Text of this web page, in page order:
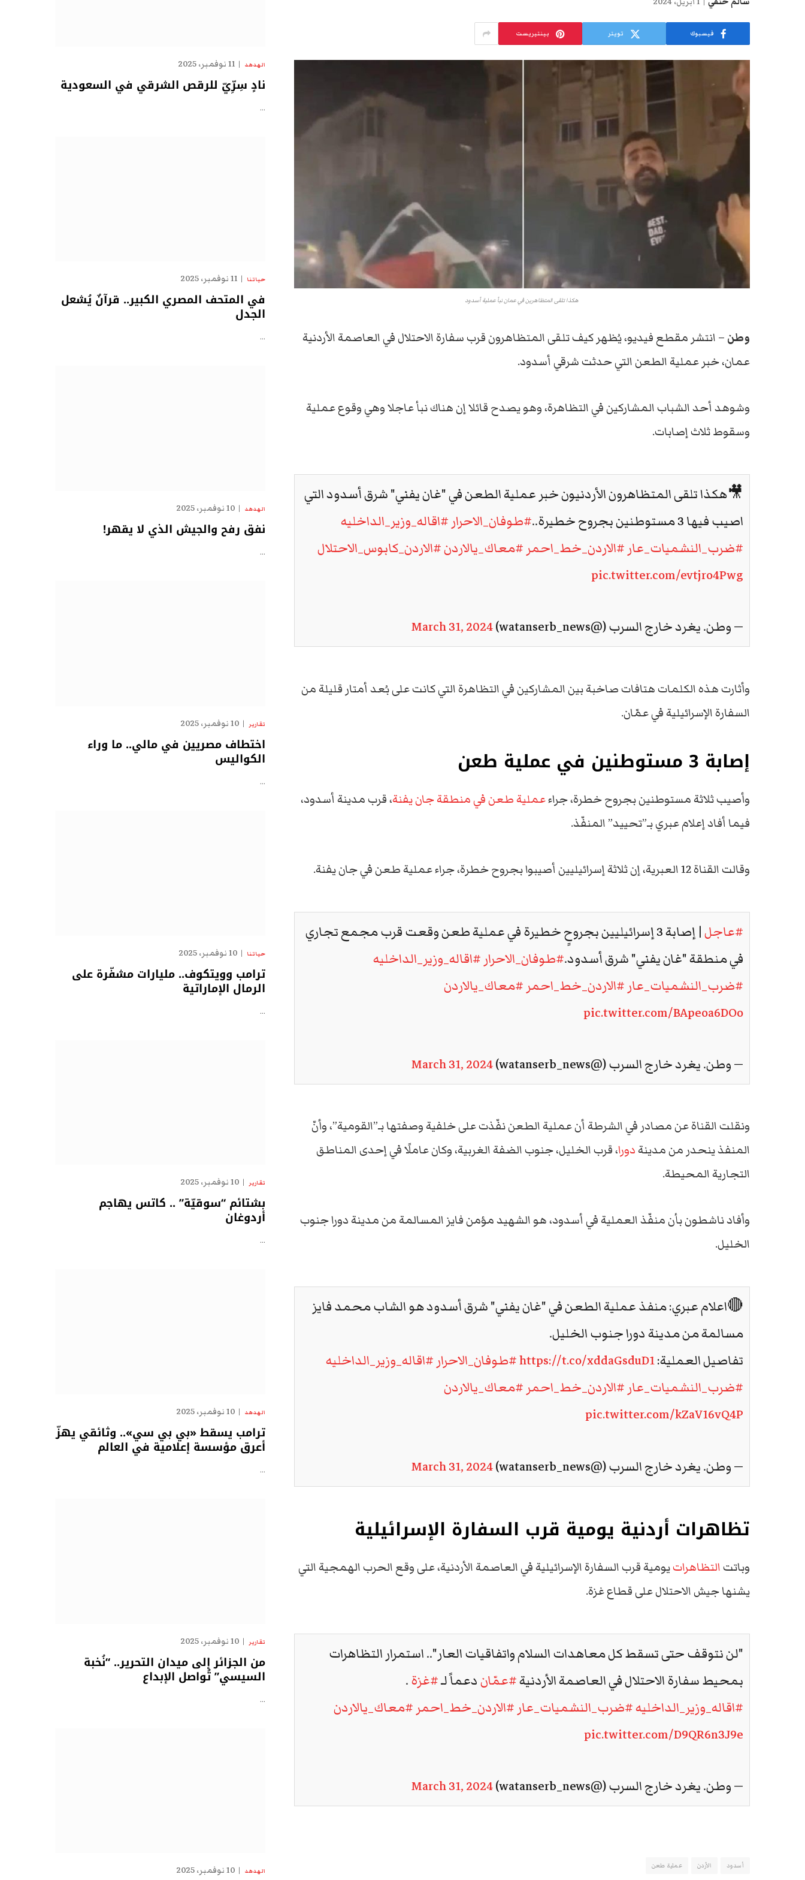
فيسبوك تويتر بينتيريست
هكذا تلقى المتظاهرين في عمان نبأ عملية أسدود
وطن – انتشر مقطع فيديو، يُظهر كيف تلقى المتظاهرون قرب سفارة الاحتلال في العاصمة الأردنية
عمان، خبر عملية الطعن التي حدثت شرقي أسدود.
وشوهد أحد الشباب المشاركين في التظاهرة، وهو يصدح قائلا إن هناك نبأ عاجلا وهي وقوع عملية
وسقوط ثلاث إصابات.
🎥هكذا تلقى المتظاهرون الأردنيون خبر عملية الطعن في "غان يفني" شرق أسدود التي
اصيب فيها 3 مستوطنين بجروح خطيرة..
#طوفان_الاحرار #اقاله_وزير_الداخليه
#ضرب_النشميات_عار #الاردن_خط_احمر #معاك_يالاردن#الاردن_كابوس_الاحتلال
pic.twitter.com/evtjro4Pwg
— وطن. يغرد خارج السرب (@watanserb_news) March 31, 2024
وأثارت هذه الكلمات هتافات صاخبة بين المشاركين في التظاهرة التي كانت على بُعد أمتار قليلة من
السفارة الإسرائيلية في عمّان.
إصابة 3 مستوطنين في عملية طعن
وأصيب ثلاثة مستوطنين بجروح خطرة، جراءعملية طعن في منطقة جان يفنة، قرب مدينة أسدود،
فيما أفاد إعلام عبري بـ”تحييد” المنفّذ.
وقالت القناة 12 العبرية، إن ثلاثة إسرائيليين أصيبوا بجروح خطرة، جراء عملية طعن في جان يفنة.
#عاجل
| إصابة 3 إسرائيليين بجروحٍ خطيرة في عملية طعن وقعت قرب مجمع تجاري
في منطقة "غان يفني" شرق أسدود.#طوفان_الاحرار #اقاله_وزير_الداخليه
#ضرب_النشميات_عار #الاردن_خط_احمر #معاك_يالاردن
pic.twitter.com/BApeoa6DOo
— وطن. يغرد خارج السرب (@watanserb_news) March 31, 2024
ونقلت القناة عن مصادر في الشرطة أن عملية الطعن نفّذت على خلفية وصفتها بـ”القومية”، وأنّ
المنفذ ينحدر من مدينةدورا، قرب الخليل، جنوب الضفة الغربية، وكان عاملًا في إحدى المناطق
التجارية المحيطة.
وأفاد ناشطون بأن منفّذ العملية في أسدود، هو الشهيد مؤمن فايز المسالمة من مدينة دورا جنوب
الخليل.
🔴اعلام عبري: منفذ عملية الطعن في "غان يفني" شرق أسدود هو الشاب محمد فايز
مسالمة من مدينة دورا جنوب الخليل.
تفاصيل العملية:https://t.co/xddaGsduD1#طوفان_الاحرار #اقاله_وزير_الداخليه
#ضرب_النشميات_عار #الاردن_خط_احمر #معاك_يالاردن
pic.twitter.com/kZaV16vQ4P
— وطن. يغرد خارج السرب (@watanserb_news) March 31, 2024
تظاهرات أردنية يومية قرب السفارة الإسرائيلية
وباتتالتظاهراتيومية قرب السفارة الإسرائيلية في العاصمة الأردنية، على وقع الحرب الهمجية التي
يشنها جيش الاحتلال على قطاع غزة.
"لن نتوقف حتى تسقط كل معاهدات السلام واتفاقيات العار".. استمرار التظاهرات
بمحيط سفارة الاحتلال في العاصمة الأردنية#عمّاندعماً لـ#غزة.
#اقاله_وزير_الداخليه#ضرب_النشميات_عار #الاردن_خط_احمر #معاك_يالاردن
pic.twitter.com/D9QR6n3J9e
— وطن. يغرد خارج السرب (@watanserb_news) March 31, 2024
أسدود الأردن عملية طعن
الهدهد 11 نوفمبر، 2025
نادٍ سِرِّيّ للرقص الشرقي في السعودية
…
حياتنا 11 نوفمبر، 2025
في المتحف المصري الكبير.. قرآنٌ يُشعل
الجدل
…
الهدهد 10 نوفمبر، 2025
نفق رفح والجيش الذي لا يقهر!
…
تقارير 10 نوفمبر، 2025
اختطاف مصريين في مالي.. ما وراء
الكواليس
…
حياتنا 10 نوفمبر، 2025
ترامب وويتكوف.. مليارات مشفّرة على
الرمال الإماراتية
…
تقارير 10 نوفمبر، 2025
بشتائم “سوقيّة” .. كاتس يهاجم
أردوغان
…
الهدهد 10 نوفمبر، 2025
ترامب يسقط «بي بي سي».. وثائقي يهزّ
أعرق مؤسسة إعلامية في العالم
…
تقارير 10 نوفمبر، 2025
من الجزائر إلى ميدان التحرير.. “نُخبة
السيسي” تُواصل الإبداع
…
الهدهد 10 نوفمبر، 2025